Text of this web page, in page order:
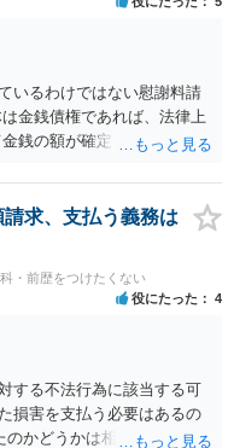
いるわけではない慰謝料請
金銭債権であれば、法律上
銭の額が確定していない損
職場に内容証明郵便を送る
とは関係がないので最悪名
等が不明であったり、どう
の承諾をとった上で送付す
姓を併記すること自体は問
百八十五条 支払督促の申
三条の規定に違反すると
いことが明らかなときは、
求の一部につき支払督促を
部についても、同様とす
求、支払う義務は
・前歴をつけたくない
役にたった 4
する不法行為に該当する可
損害を支払う必要はあるの
かどうかは相手の方で立証